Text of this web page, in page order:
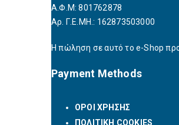
Α.Φ.Μ: 801762878
Αρ. Γ.Ε.ΜΗ.: 162873503000
Η πώληση σε αυτό το e-Shop
Payment Methods
ΟΡΟΙ ΧΡΗΣΗΣ
ΠΟΛΙΤΙΚΗ COOKIES